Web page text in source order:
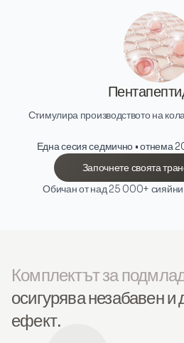
Стимулира производството на
Една сесия седмично • отнема
Започнете своята
Обичан от над 25 000+ сияйни
Комплектът за
осигурява незабавен и
ефект.